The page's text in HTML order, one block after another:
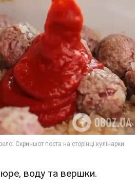
воду та вершки.